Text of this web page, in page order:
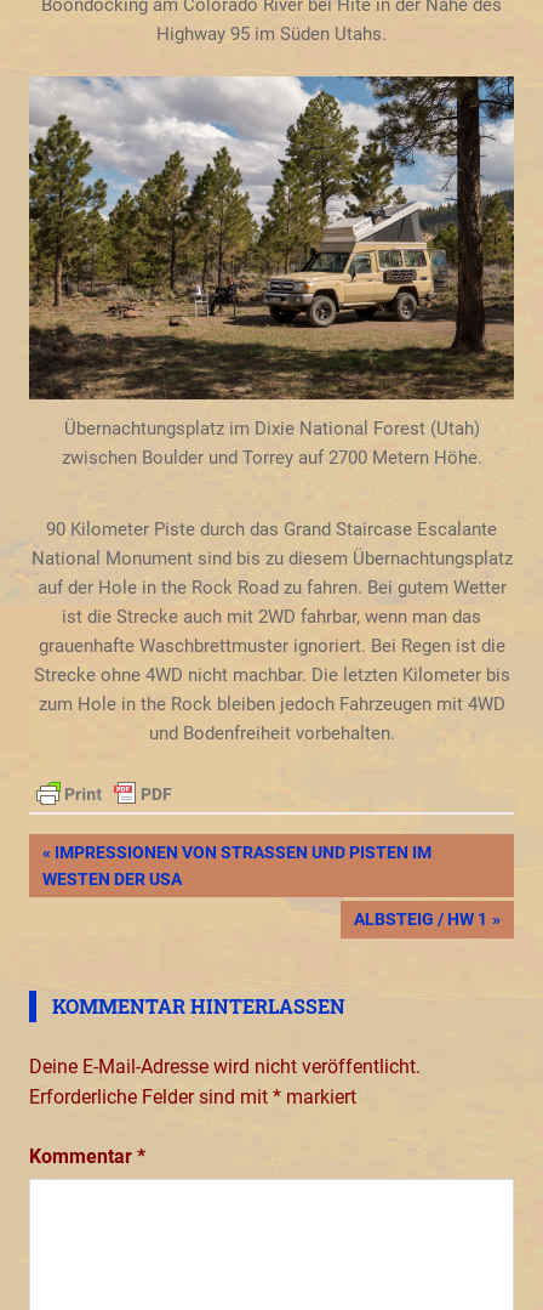
Boondocking am Colorado River bei Hite in der Nähe des
Highway 95 im Süden Utahs.
Übernachtungsplatz im Dixie National Forest (Utah)
zwischen Boulder und Torrey auf 2700 Metern Höhe.
90 Kilometer Piste durch das Grand Staircase Escalante
National Monument sind bis zu diesem Übernachtungsplatz
auf der Hole in the Rock Road zu fahren. Bei gutem Wetter
ist die Strecke auch mit 2WD fahrbar, wenn man das
grauenhafte Waschbrettmuster ignoriert. Bei Regen ist die
Strecke ohne 4WD nicht machbar. Die letzten Kilometer bis
zum Hole in the Rock bleiben jedoch Fahrzeugen mit 4WD
und Bodenfreiheit vorbehalten.
Beitragsnavigation
VORHERIGER
BEITRAG:
IMPRESSIONEN VON STRASSEN UND PISTEN IM W
ESTEN DER USA
NÄCHSTER
BEITRAG:
ALBSTEIG / HW 1
KOMMENTAR HINTERLASSEN
Deine E-Mail-Adresse wird nicht veröffentlicht.
Erforderliche Felder sind mit * markiert
Kommentar *